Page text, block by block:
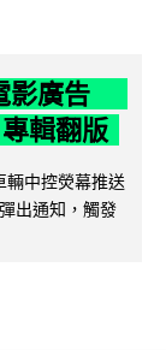
影廣告
輯翻版
輛中控熒幕推送
出通知，觸發